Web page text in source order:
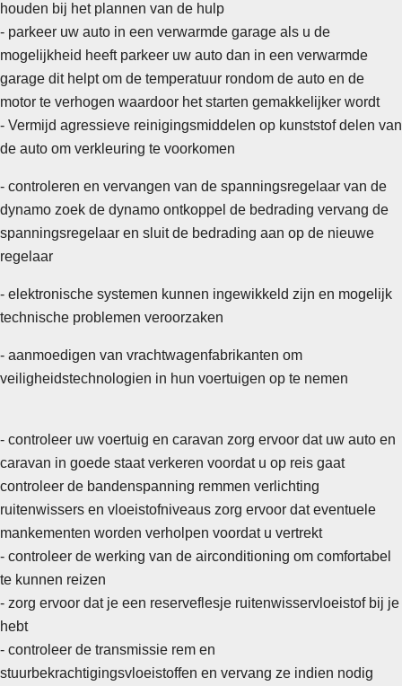
houden bij het plannen van de hulp
- parkeer uw auto in een verwarmde garage als u de
mogelijkheid heeft parkeer uw auto dan in een verwarmde
garage dit helpt om de temperatuur rondom de auto en de
motor te verhogen waardoor het starten gemakkelijker wordt
- Vermijd agressieve reinigingsmiddelen op kunststof delen van
de auto om verkleuring te voorkomen
- controleren en vervangen van de spanningsregelaar van de
dynamo zoek de dynamo ontkoppel de bedrading vervang de
spanningsregelaar en sluit de bedrading aan op de nieuwe
regelaar
- elektronische systemen kunnen ingewikkeld zijn en mogelijk
technische problemen veroorzaken
- aanmoedigen van vrachtwagenfabrikanten om
veiligheidstechnologien in hun voertuigen op te nemen
- controleer uw voertuig en caravan zorg ervoor dat uw auto en
caravan in goede staat verkeren voordat u op reis gaat
controleer de bandenspanning remmen verlichting
ruitenwissers en vloeistofniveaus zorg ervoor dat eventuele
mankementen worden verholpen voordat u vertrekt
- controleer de werking van de airconditioning om comfortabel
te kunnen reizen
- zorg ervoor dat je een reserveflesje ruitenwisservloeistof bij je
hebt
- controleer de transmissie rem en
stuurbekrachtigingsvloeistoffen en vervang ze indien nodig